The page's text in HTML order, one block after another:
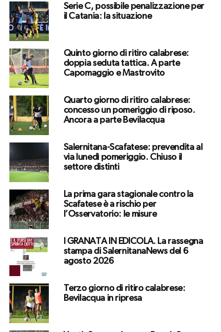
Serie C, possibile penalizzazione per
il Catania: la situazione
Quinto giorno di ritiro calabrese:
doppia seduta tattica. A parte
Capomaggio e Mastrovito
Quarto giorno di ritiro calabrese:
concesso un pomeriggio di riposo.
Ancora a parte Bevilacqua
Salernitana-Scafatese: prevendita al
via lunedì pomeriggio. Chiuso il
settore distinti
La prima gara stagionale contro la
Scafatese è a rischio per
l’Osservatorio: le misure
I GRANATA IN EDICOLA. La rassegna
stampa di SalernitanaNews del 6
agosto 2026
Terzo giorno di ritiro calabrese:
Bevilacqua in ripresa